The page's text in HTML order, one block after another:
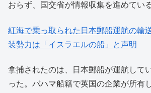
おらず、国交省が情報収集を進めている
紅海で乗っ取られた日本郵船運航の輸
装勢力は「イスラエルの船」と声明
拿捕されたのは、日本郵船が運航して
った。バハマ船籍で英国の企業が所有